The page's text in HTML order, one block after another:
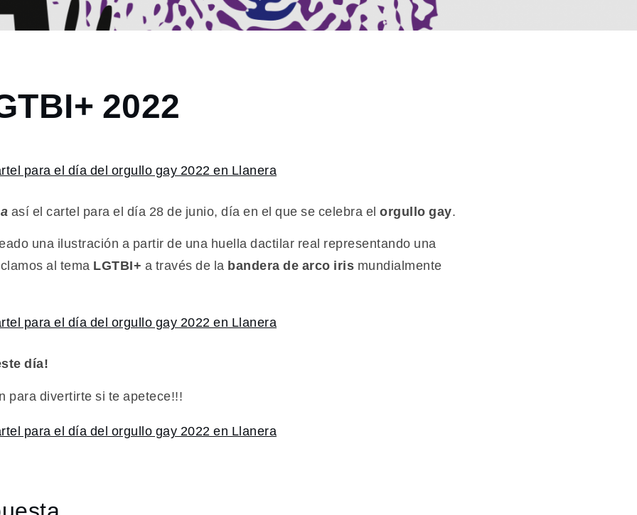
2022
así el cartel para el día 28 de junio, día en el que se celebra el orgullo gay.
una ilustración a partir de una huella dactilar real representando una
al tema LGTBI+ a través de la bandera de arco iris mundialmente
día!
para divertirte si te apetece!!!